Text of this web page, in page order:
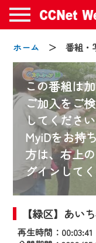
ホーム ＞ 番組・
この番組は
ご加入をご
してくださ
MyiDをお持
方は、右上
グインしてく
【緑区】あい
再生時間：
2024/09/02
動画配信サー
年9月24日か
【変更点】